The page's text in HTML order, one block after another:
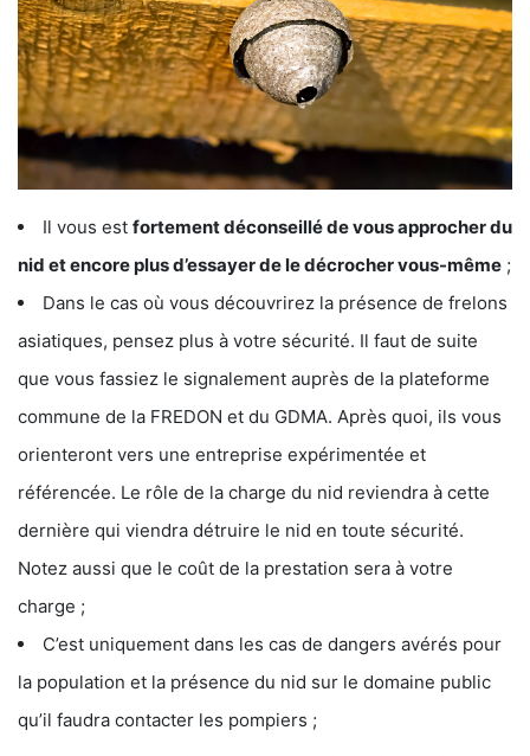
Il vous est fortement déconseillé de vous approcher du
nid et encore plus d’essayer de le décrocher vous-même ;
Dans le cas où vous découvrirez la présence de frelons
asiatiques, pensez plus à votre sécurité. Il faut de suite
que vous fassiez le signalement auprès de la plateforme
commune de la FREDON et du GDMA. Après quoi, ils vous
orienteront vers une entreprise expérimentée et
référencée. Le rôle de la charge du nid reviendra à cette
dernière qui viendra détruire le nid en toute sécurité.
Notez aussi que le coût de la prestation sera à votre
charge ;
C’est uniquement dans les cas de dangers avérés pour
la population et la présence du nid sur le domaine public
qu’il faudra contacter les pompiers ;